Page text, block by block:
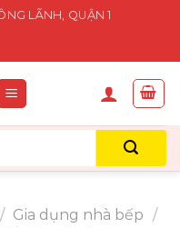
LÃNH, QUẬN 1
/ Gia dụng nhà bếp /